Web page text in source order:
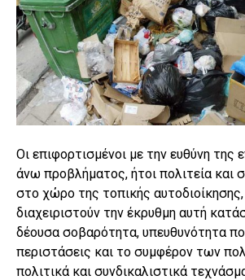
Οι επιφορτισμένοι με την ευθύνη της
άνω προβλήματος, ήτοι πολιτεία και
στο χώρο της τοπικής
διαχειριστούν την έκρυθμη αυτή
δέουσα σοβαρότητα, υπευθυνότητα
περιστάσεις και το συμφέρον των
πολιτικά και συνδικαλιστικά